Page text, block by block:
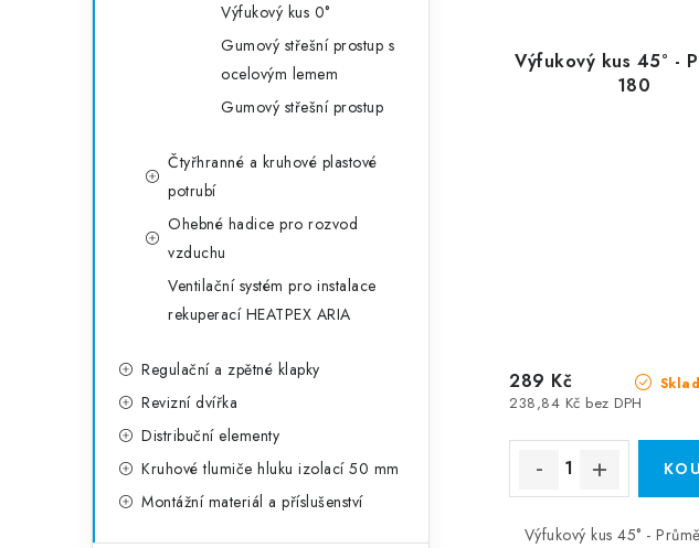
Výfukový kus 0°
Gumový střešní prostup s
ocelovým lemem
Gumový střešní prostup
Čtyřhranné a kruhové plastové
potrubí
Ohebné hadice pro rozvod
vzduchu
Ventilační systém pro instalace
rekuperací HEATPEX ARIA
Regulační a zpětné klapky
Revizní dvířka
Distribuční elementy
Kruhové tlumiče hluku izolací 50 mm
Montážní materiál a příslušenství
Výfukový kus 45° -
180
238,84 Kč bez DPH
289 Kč
Výfukový kus 45° -